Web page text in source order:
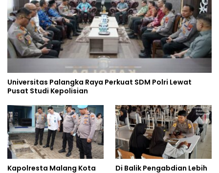
Universitas Palangka Raya Perkuat SDM Polri Lewat
Pusat Studi Kepolisian
Kapolresta Malang Kota
Di Balik Pengabdian Lebih